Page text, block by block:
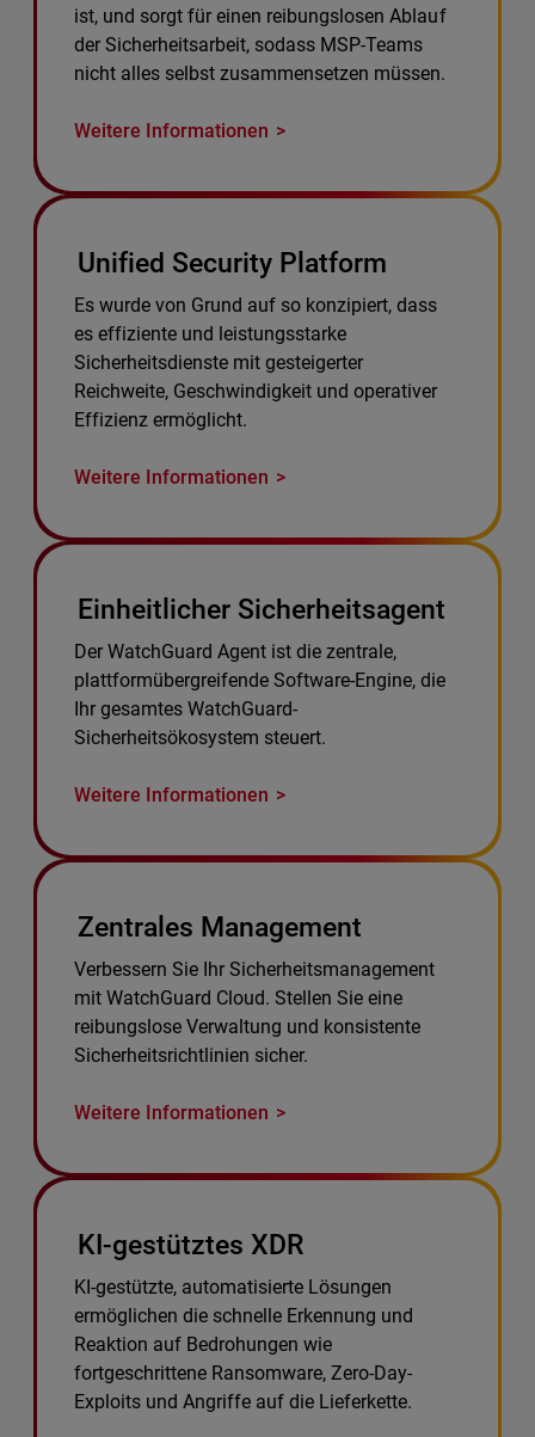
ist, und sorgt für einen reibungslosen Ablauf
der Sicherheitsarbeit, sodass MSP-Teams
nicht alles selbst zusammensetzen müssen.
Weitere Informationen
Unified Security Platform
Es wurde von Grund auf so konzipiert, dass
es effiziente und leistungsstarke
Sicherheitsdienste mit gesteigerter
Reichweite, Geschwindigkeit und operativer
Effizienz ermöglicht.
Weitere Informationen
Einheitlicher Sicherheitsagent
Der WatchGuard Agent ist die zentrale,
plattformübergreifende Software-Engine, die
Ihr gesamtes WatchGuard-
Sicherheitsökosystem steuert.
Weitere Informationen
Zentrales Management
Verbessern Sie Ihr Sicherheitsmanagement
mit WatchGuard Cloud. Stellen Sie eine
reibungslose Verwaltung und konsistente
Sicherheitsrichtlinien sicher.
Weitere Informationen
KI-gestütztes XDR
KI-gestützte, automatisierte Lösungen
ermöglichen die schnelle Erkennung und
Reaktion auf Bedrohungen wie
fortgeschrittene Ransomware, Zero-Day-
Exploits und Angriffe auf die Lieferkette.